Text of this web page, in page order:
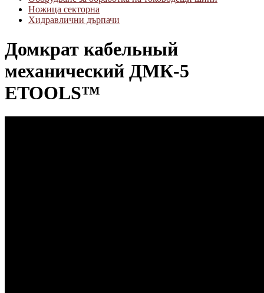
Ножица секторна
Хидравлични дърпачи
Домкрат кабельный
механический ДМК-5
ETOOLS™